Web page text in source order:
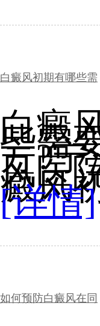
白癜风初期有哪些需
白癜
些需
方?
风医
癜风
[详情]
如何预防白癜风在同